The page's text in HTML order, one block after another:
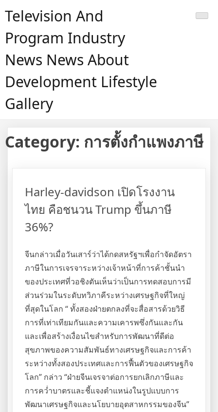
Television And
Program Industry
News News About
Development Lifestyle
Gallery
Category: การตั้งกำแพงภาษี
Harley-davidson เปิดโรงงาน
ไทย คือชนวน Trump ขึ้นภาษี
36%?
จีนกล่าวเมื่อวันเสาร์ว่าได้กดสหรัฐฯเพื่อกำจัดอัตรา
ภาษีในการเจรจาระหว่างเจ้าหน้าที่การค้าชั้นนำ
ของประเทศที่วอชิงตันเห็นว่าเป็นการทดสอบการมี
ส่วนร่วมในระดับทวิภาคีระหว่างเศรษฐกิจที่ใหญ่
ที่สุดในโลก “ ทั้งสองฝ่ายตกลงที่จะสื่อสารด้วยวิธี
การที่เท่าเทียมกันและความเคารพซึ่งกันและกัน
และเพื่อสร้างเงื่อนไขสำหรับการพัฒนาที่ดีต่อ
สุขภาพของความสัมพันธ์ทางเศรษฐกิจและการค้า
ระหว่างทั้งสองประเทศและการฟื้นตัวของเศรษฐกิจ
โลก” กล่าว “ฝ่ายจีนเจรจาต่อการยกเลิกภาษีและ
การคว่ำบาตรและชี้แจงตำแหน่งในรูปแบบการ
พัฒนาเศรษฐกิจและนโยบายอุตสาหกรรมของจีน”